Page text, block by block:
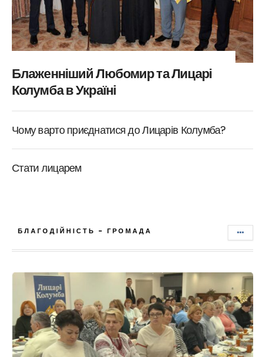
Блаженніший Любомир та Лицарі
Колумба в Україні
Чому варто приєднатися до Лицарів Колумба?
Стати лицарем
БЛАГОДІЙНІСТЬ - ГРОМАДА